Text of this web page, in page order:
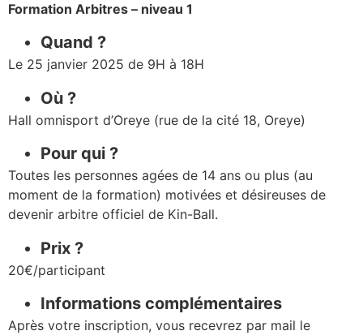
Formation Arbitres – niveau 1
Quand ?
Le 25 janvier 2025 de 9H à 18H
Où ?
Hall omnisport d’Oreye (rue de la cité 18, Oreye)
Pour qui ?
Toutes les personnes agées de 14 ans ou plus (au
moment de la formation) motivées et désireuses de
devenir arbitre officiel de Kin-Ball.
Prix ?
20€/participant
Informations complémentaires
Après votre inscription, vous recevrez par mail le